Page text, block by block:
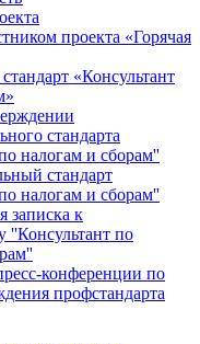
проекта «Горячая
«Консультант
стандарта
налогам и сборам''
стандарт
налогам и сборам''
записка к
''Консультант по
конференции по
профстандарта